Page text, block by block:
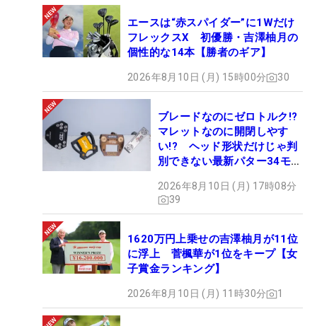
エースは“赤スパイダー”に1Wだけ
フレックスX 初優勝・吉澤柚月の
個性的な14本【勝者のギア】
2026年8月10日 (月) 15時00分 30
ブレードなのにゼロトルク!?
マレットなのに開閉しやす
い!? ヘッド形状だけじゃ判
別できない最新パター34モデ
#ギアカタログ2026
2026年8月10日 (月) 17時08分
39
1620万円上乗せの吉澤柚月が11位
に浮上 菅楓華が1位をキープ【女
子賞金ランキング】
2026年8月10日 (月) 11時30分 1